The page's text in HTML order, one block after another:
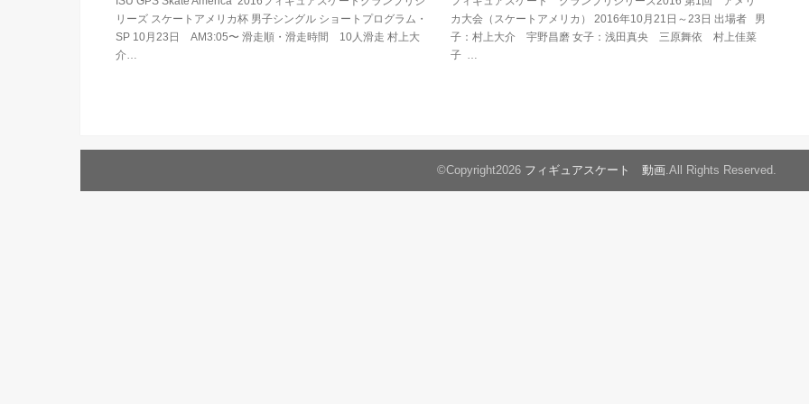
リーズ スケートアメリカ杯 男子シングル ショートプログラム・
SP 10月23日 AM3:05〜 滑走順・滑走時間 10人滑走 村上大
介…
カ大会（スケートアメリカ） 2016年10月21日～23日 出場者 男
子：村上大介 宇野昌磨 女子：浅田真央 三原舞依 村上佳菜
子 …
©Copyright2026 フィギュアスケート 動画.All Rights Reserved.